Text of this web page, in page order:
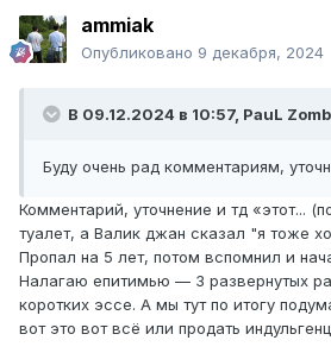
ammiak
Опубликовано 9 декабря, 2024
В 09.12.2024 в 10:57, PauL
Буду очень рад комментариям,
Комментарий, уточнение и тд «этот...
туалет, а Валик джан сказал "я тоже
Пропал на 5 лет, потом вспомнил и
Налагаю епитимью — 3 развернутых
коротких эссе. А мы тут по итогу
вот это вот всё или продать